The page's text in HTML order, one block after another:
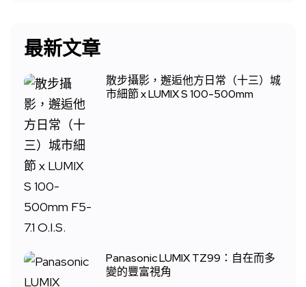
最新文章
散步攝影，邂逅他方日常（十三）城
市細節 x LUMIX S 100-500mm
Panasonic LUMIX TZ99：自在而多
變的豐富視角